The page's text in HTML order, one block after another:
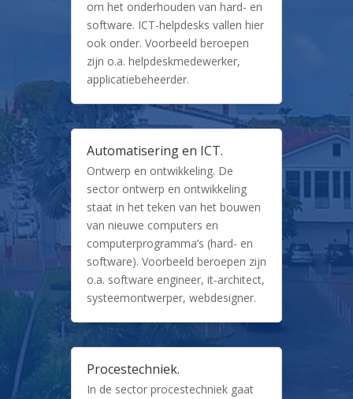
om het onderhouden van hard- en
software. ICT-helpdesks vallen hier
ook onder. Voorbeeld beroepen
zijn o.a. helpdeskmedewerker,
applicatiebeheerder.
Automatisering en ICT.
Ontwerp en ontwikkeling. De
sector ontwerp en ontwikkeling
staat in het teken van het bouwen
van nieuwe computers en
computerprogramma’s (hard- en
software). Voorbeeld beroepen zijn
o.a. software engineer, it-architect,
systeemontwerper, webdesigner.
Procestechniek.
In de sector procestechniek gaat